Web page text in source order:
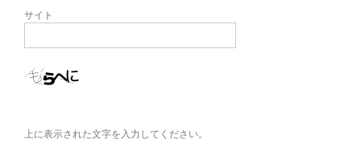
サイト
上に表示された文字を入力してください。